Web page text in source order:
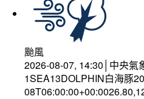
颱風
2026-08-07, 14:30│中央氣
1SEA13DOLPHIN白海豚